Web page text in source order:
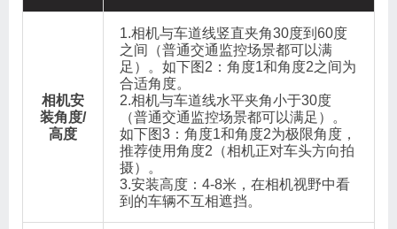
相机安
装角度/
高度
1.相机与车道线竖直夹角30度到60度
之间（普通交通监控场景都可以满
足）。如下图2：角度1和角度2之间为
合适角度。
2.相机与车道线水平夹角小于30度
（普通交通监控场景都可以满足）。
如下图3：角度1和角度2为极限角度，
推荐使用角度2（相机正对车头方向拍
摄）。
3.安装高度：4-8米，在相机视野中看
到的车辆不互相遮挡。